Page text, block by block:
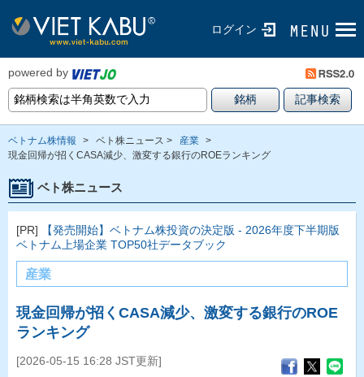
ログイン
powered by
ベトナム株情報 > ベト株ニュース > 産業 >
現金回帰が招くCASA減少、激変する銀行のROEランキング
ベト株ニュース
[PR]
【発売開始】ベトナム株投資の決定版 - 2026年度下半期版
ベトナム上場企業 TOP50社データブック
産業
現金回帰が招くCASA減少、激変する銀行のROE
ランキング
[2026-05-15 16:28 JST更新]